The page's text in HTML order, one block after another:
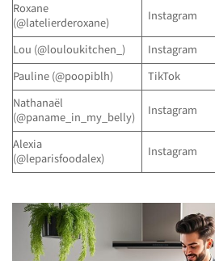
Roxane
(@latelierderoxane)
Instagram
Lou (@louloukitchen_) Instagram
Pauline (@poopiblh)
TikTok
Nathanaël
(@paname_in_my_belly)
Instagram
Alexia
(@leparisfoodalex)
Instagram